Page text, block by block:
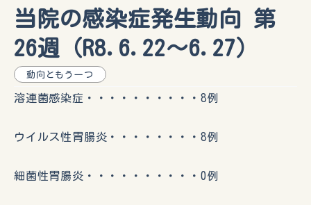
当院の感染症発生動向 第
26週（R8.6.22〜6.27）
動向ともう一つ
溶連菌感染症・・・・・・・・・・8例
ウイルス性胃腸炎・・・・・・・・8例
細菌性胃腸炎・・・・・・・・・・0例